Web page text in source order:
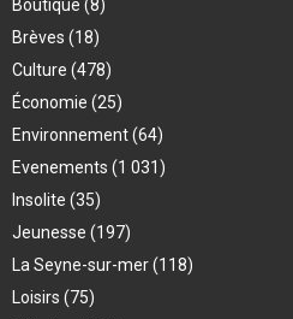
Boutique (8)
Brèves (18)
Culture (478)
Économie (25)
Environnement(64)
Evenements (1 031)
Insolite (35)
Jeunesse (197)
La Seyne-sur-mer(118)
Loisirs (75)